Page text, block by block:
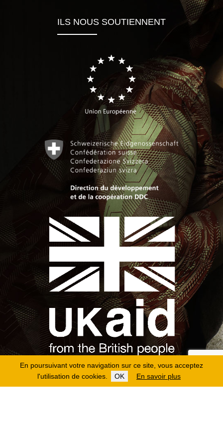
En poursuivant votre navigation sur ce site, vous acceptez
l'utilisation de cookies.
OK En savoir plus
ILS NOUS SOUTIENNENT